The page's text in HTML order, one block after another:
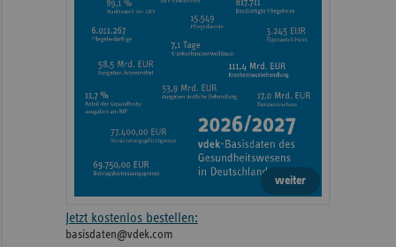
weiter
Jetzt kostenlos bestellen:
basisdaten@vdek.com